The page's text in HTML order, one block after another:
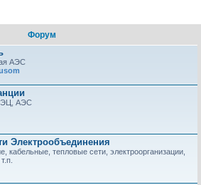
Форум
АЭС
АЭС
Электрообъединения
кабельные, тепловые сети, электроорганизации,